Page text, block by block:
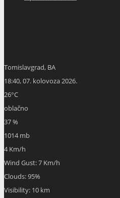
Tomislavgrad, BA
18:40,07. kolovoza 2026.
26°C
oblačno
37 %
1014 mb
4 Km/h
Wind Gust:7 Km/h
Clouds:95%
Visibility: 10 km